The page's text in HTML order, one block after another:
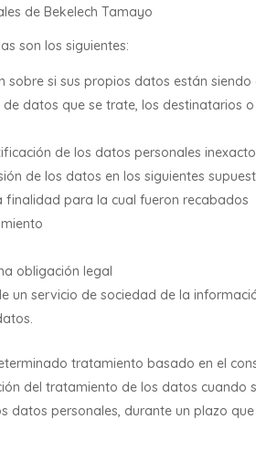
de Bekelech Tamayo
son los siguientes:
sobre si sus propios datos están
datos que se trate, los destinatarios
de los datos personales
de los datos en los siguientes
finalidad para la cual fueron recabados
obligación legal
un servicio de sociedad de la
tratamiento basado en el
del tratamiento de los datos cuando
datos personales, durante un plazo